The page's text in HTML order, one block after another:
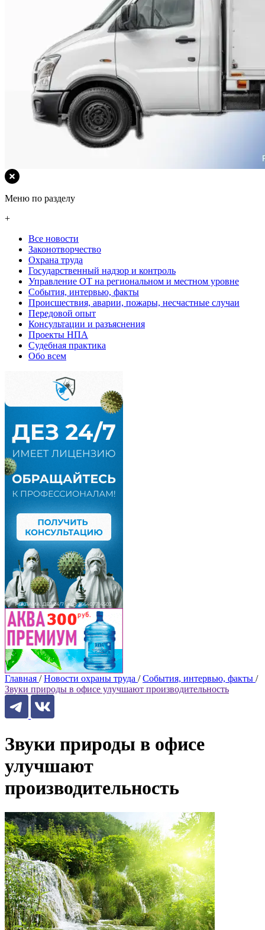
Меню по разделу
+
Все новости
Законотворчество
Охрана труда
Государственный надзор и контроль
Управление ОТ на региональном и местном уровне
События, интервью, факты
Происшествия, аварии, пожары, несчастные случаи
Передовой опыт
Консультации и разъяснения
Проекты НПА
Судебная практика
Обо всем
Главная / Новости охраны труда / События, интервью, факты /
Звуки природы в офисе улучшают производительность
Звуки природы в офисе
улучшают
производительность